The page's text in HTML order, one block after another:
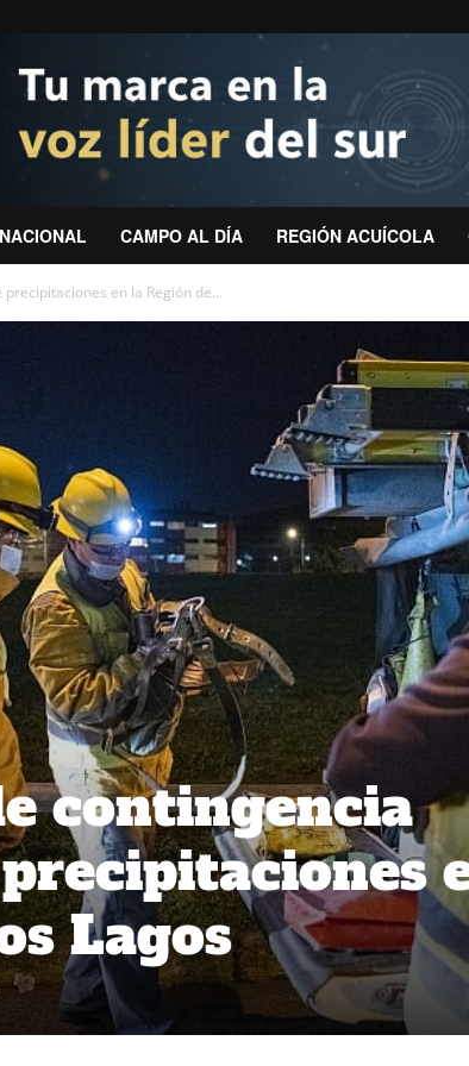
CAMPO AL DÍA REGIÓN ACUÍCOLA
en la Región de...
contingencia
Lagos